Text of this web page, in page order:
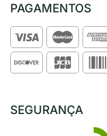
PAGAMENTOS
SEGURANÇA